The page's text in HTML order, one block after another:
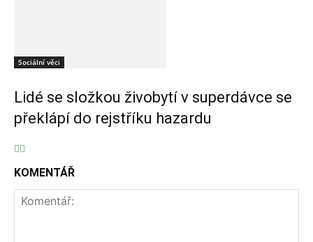
Sociální věci
Lidé se složkou živobytí v superdávce se
překlápí do rejstříku hazardu
KOMENTÁŘ